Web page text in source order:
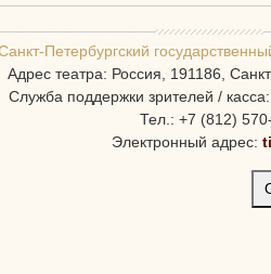
Петербургcкий
Адрес театра: Россия, 191186,
Служба поддержки зрителей /
Тел.: +7 (812)
Электронный адрес: